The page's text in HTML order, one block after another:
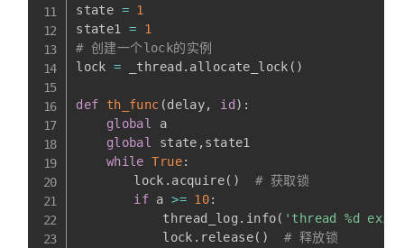
state = 1
state1 =
1
# 创建一个lock的实例
lock = _thread . allocate_lock ( )
def th_func (delay, id ) :
global a
global state ,state1
while True:
    	lock
. acquire( )
# 获取锁
if a >= 10:
    		thread_log
. info( 'thread %d
    		lock
. release( )
# 释放锁